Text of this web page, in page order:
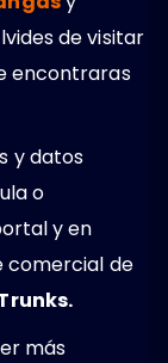
de visitar
encontraras
y datos
o
y en
comercial de
más